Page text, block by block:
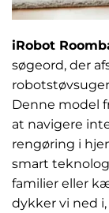
iRobot
søgeord, der
Denne model
at navigere
rengøring i
smart
familier eller
dykker vi ned